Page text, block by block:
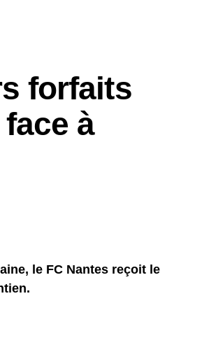
forfaits
à
le FC Nantes reçoit le